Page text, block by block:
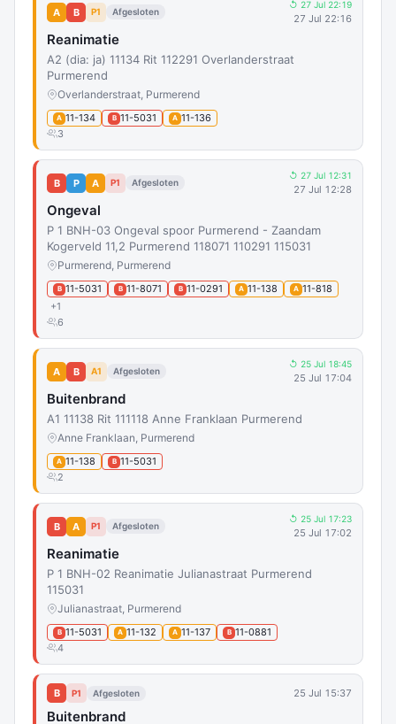
A B P1 Afgesloten
↺ 27 Jul 22:19
27 Jul 22:16
Reanimatie
A2 (dia: ja) 11134 Rit 112291 Overlanderstraat
Purmerend
Overlanderstraat, Purmerend
A 11-134 B 11-5031 A 11-136
3
B P A P1 Afgesloten
↺ 27 Jul 12:31
27 Jul 12:28
Ongeval
P 1 BNH-03 Ongeval spoor Purmerend - Zaandam
Kogerveld 11,2 Purmerend 118071 110291 115031
Purmerend, Purmerend
B 11-5031 B 11-8071 B 11-0291 A 11-138 A 11-818
+1
6
A B A1 Afgesloten
↺ 25 Jul 18:45
25 Jul 17:04
Buitenbrand
A1 11138 Rit 111118 Anne Franklaan Purmerend
Anne Franklaan, Purmerend
A 11-138 B 11-5031
2
B A P1 Afgesloten
↺ 25 Jul 17:23
25 Jul 17:02
Reanimatie
P 1 BNH-02 Reanimatie Julianastraat Purmerend
115031
Julianastraat, Purmerend
B 11-5031 A 11-132 A 11-137 B 11-0881
4
B P1 Afgesloten 25 Jul 15:37
Buitenbrand